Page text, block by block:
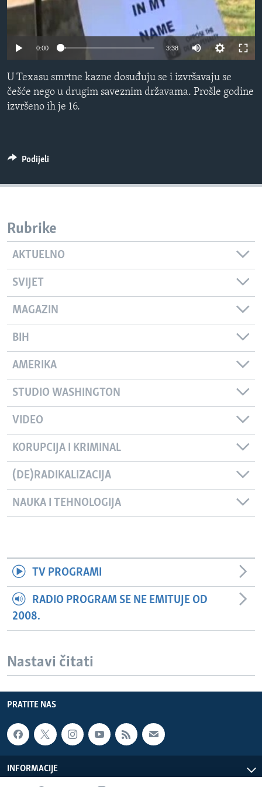
MAGAZIN
O GLASU AMERIKE
Learning English
PRATITE NAS
0:00 3:38
U Texasu smrtne kazne dosuđuju se i izvršavaju se
češće nego u drugim saveznim državama. Prošle godine
izvršeno ih je 16.
Podijeli
Rubrike
AKTUELNO
SVIJET
MAGAZIN
BIH
AMERIKA
STUDIO WASHINGTON
VIDEO
KORUPCIJA I KRIMINAL
(DE)RADIKALIZACIJA
NAUKA I TEHNOLOGIJA
TV PROGRAMI
RADIO PROGRAM SE NE EMITUJE OD
2008.
Nastavi čitati
PRATITE NAS
INFORMACIJE